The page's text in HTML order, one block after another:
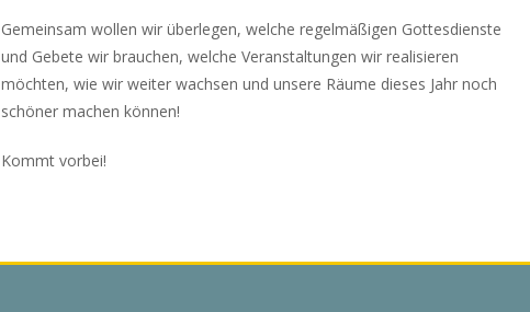
Gemeinsam wollen wir überlegen, welche regelmäßigen Gottesdienste
und Gebete wir brauchen, welche Veranstaltungen wir realisieren
möchten, wie wir weiter wachsen und unsere Räume dieses Jahr noch
schöner machen können!
Kommt vorbei!